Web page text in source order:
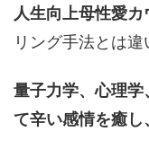
人生向上母性愛
リング手法とは違
量子力学、心理学
て辛い感情を癒し